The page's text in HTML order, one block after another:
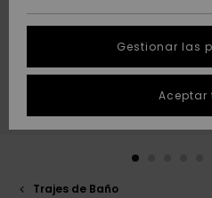
Inicia una
SOSTENIBILIDAD
Trajes de Baño
Gestionar las
Aceptar